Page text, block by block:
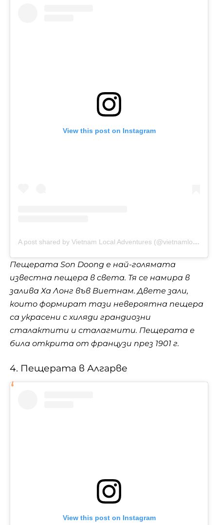
View this post on Instagram
A post shared by Vietnam Local Adventures (@vietnamlocaladventures)
Пещерата Son Doong е най-голямата
известна пещера в света. Тя се намира в
залива Ха Лонг във Виетнам. Двете зали,
които формират тази невероятна пещера
са украсени с хиляди грандиозни
сталактити и сталагмити. Пещерата е
била открита от французи през 1901 г.
4. Пещерата в Алгарве
View this post on Instagram